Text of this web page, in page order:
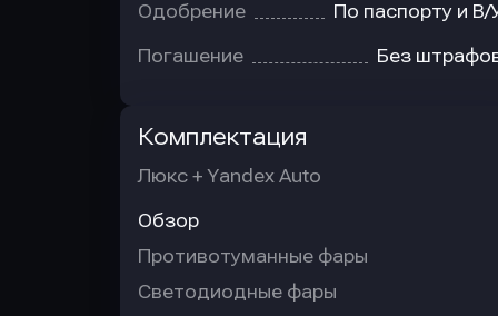
Одобрение По паспорту и В/
Погашение Без
Комплектация
Люкс + Yandex Auto
Обзор
Противотуманные фары
Светодиодные фары